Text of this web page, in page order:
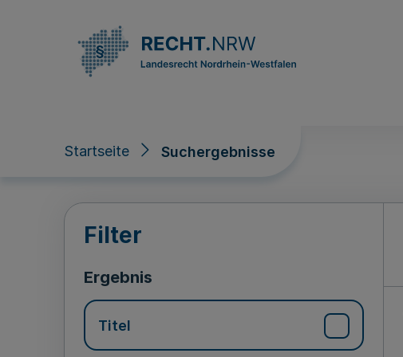
Startseite Suchergebnisse
Suchergebnisse
Filter
Ergebnis
Titel